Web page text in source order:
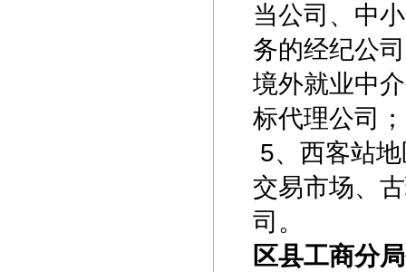
当公司、中
务的经纪公
境外就业中
标代理公司；
5、西客站
交易市场、
司。
区县工商分